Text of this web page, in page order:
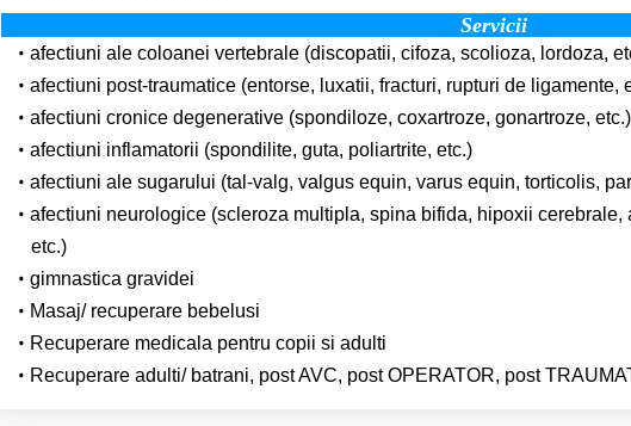
Servicii
afectiuni ale coloanei vertebrale (discopatii, cifoza, scolioza, lordoza,
afectiuni post-traumatice (entorse, luxatii, fracturi, rupturi de ligamente,
afectiuni cronice degenerative (spondiloze, coxartroze, gonartroze, etc.)
afectiuni inflamatorii (spondilite, guta, poliartrite, etc.)
afectiuni ale sugarului (tal-valg, valgus equin, varus equin, torticolis,
afectiuni neurologice (scleroza multipla, spina bifida, hipoxii
etc.)
gimnastica gravidei
Masaj/ recuperare bebelusi
Recuperare medicala pentru copii si adulti
Recuperare adulti/ batrani, post AVC, post OPERATOR, post